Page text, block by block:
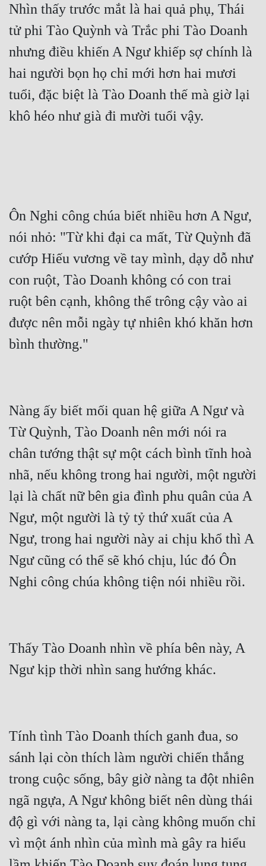
Nhìn thấy trước mắt là hai quả phụ, Thái
tử phi Tào Quỳnh và Trắc phi Tào Doanh
nhưng điều khiến A Ngư khiếp sợ chính là
hai người bọn họ chỉ mới hơn hai mươi
tuổi, đặc biệt là Tào Doanh thế mà giờ lại
khô héo như già đi mười tuổi vậy.
Ôn Nghi công chúa biết nhiều hơn A Ngư,
nói nhỏ: "Từ khi đại ca mất, Từ Quỳnh đã
cướp Hiếu vương về tay mình, dạy dỗ như
con ruột, Tào Doanh không có con trai
ruột bên cạnh, không thể trông cậy vào ai
được nên mỗi ngày tự nhiên khó khăn hơn
bình thường."
Nàng ấy biết mối quan hệ giữa A Ngư và
Từ Quỳnh, Tào Doanh nên mới nói ra
chân tướng thật sự một cách bình tĩnh hoà
nhã, nếu không trong hai người, một người
lại là chất nữ bên gia đình phu quân của A
Ngư, một người là tỷ tỷ thứ xuất của A
Ngư, trong hai người này ai chịu khổ thì A
Ngư cũng có thể sẽ khó chịu, lúc đó Ôn
Nghi công chúa không tiện nói nhiều rồi.
Thấy Tào Doanh nhìn về phía bên này, A
Ngư kịp thời nhìn sang hướng khác.
Tính tình Tào Doanh thích ganh đua, so
sánh lại còn thích làm người chiến thắng
trong cuộc sống, bây giờ nàng ta đột nhiên
ngã ngựa, A Ngư không biết nên dùng thái
độ gì với nàng ta, lại càng không muốn chỉ
vì một ánh nhìn của mình mà gây ra hiểu